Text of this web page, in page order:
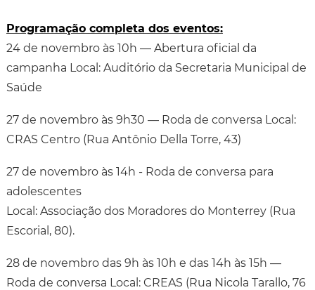
Programação completa dos eventos:
24 de novembro às 10h — Abertura oficial da
campanha Local: Auditório da Secretaria Municipal de
Saúde
27 de novembro às 9h30 — Roda de conversa Local:
CRAS Centro (Rua Antônio Della Torre, 43)
27 de novembro às 14h - Roda de conversa para
adolescentes
Local: Associação dos Moradores do Monterrey (Rua
Escorial, 80).
28 de novembro das 9h às 10h e das 14h às 15h —
Roda de conversa Local: CREAS (Rua Nicola Tarallo, 76